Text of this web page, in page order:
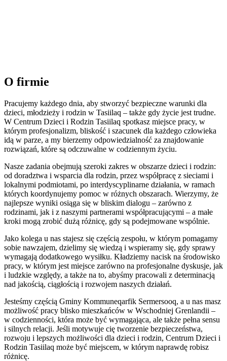
O firmie
Pracujemy każdego dnia, aby stworzyć bezpieczne warunki dla
dzieci, młodzieży i rodzin w Tasiilaq – także gdy życie jest trudne.
W Centrum Dzieci i Rodzin Tasiilaq spotkasz miejsce pracy, w
którym profesjonalizm, bliskość i szacunek dla każdego człowieka
idą w parze, a my bierzemy odpowiedzialność za znajdowanie
rozwiązań, które są odczuwalne w codziennym życiu.
Nasze zadania obejmują szeroki zakres w obszarze dzieci i rodzin:
od doradztwa i wsparcia dla rodzin, przez współpracę z sieciami i
lokalnymi podmiotami, po interdyscyplinarne działania, w ramach
których koordynujemy pomoc w różnych obszarach. Wierzymy, że
najlepsze wyniki osiąga się w bliskim dialogu – zarówno z
rodzinami, jak i z naszymi partnerami współpracującymi – a małe
kroki mogą zrobić dużą różnicę, gdy są podejmowane wspólnie.
Jako kolega u nas stajesz się częścią zespołu, w którym pomagamy
sobie nawzajem, dzielimy się wiedzą i wspieramy się, gdy sprawy
wymagają dodatkowego wysiłku. Kładziemy nacisk na środowisko
pracy, w którym jest miejsce zarówno na profesjonalne dyskusje, jak
i ludzkie względy, a także na to, abyśmy pracowali z determinacją
nad jakością, ciągłością i rozwojem naszych działań.
Jesteśmy częścią Gminy Kommuneqarfik Sermersooq, a u nas masz
możliwość pracy blisko mieszkańców w Wschodniej Grenlandii –
w codzienności, która może być wymagająca, ale także pełna sensu
i silnych relacji. Jeśli motywuje cię tworzenie bezpieczeństwa,
rozwoju i lepszych możliwości dla dzieci i rodzin, Centrum Dzieci i
Rodzin Tasiilaq może być miejscem, w którym naprawdę robisz
różnicę.